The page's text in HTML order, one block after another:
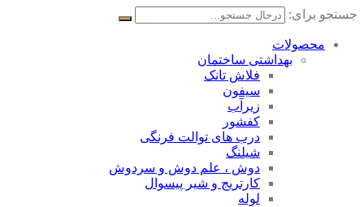
جستجو برای:
محصولات
بهداشتی ساختمان
فلاش تانک
سیفون
زیرآب
کفشور
درب های توالت فرنگی
شیلنگ
دوش ، علم دوش و سردوش
کارتریج و شیر پیسوال
لوله